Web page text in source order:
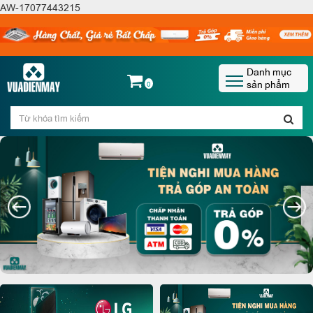
AW-17077443215
0
Danh mục
sản phẩm